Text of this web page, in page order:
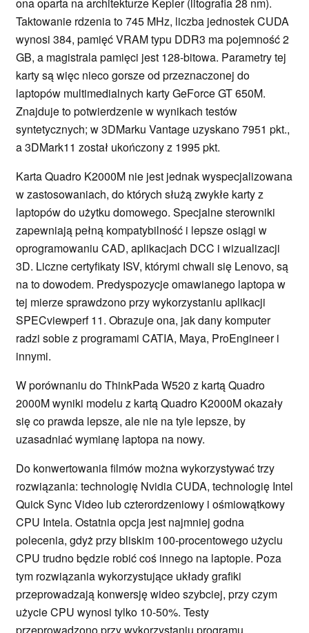
Taktowanie rdzenia to 745 MHz, liczba jednostek CUDA
wynosi 384, pamięć VRAM typu DDR3 ma pojemność 2
GB, a magistrala pamięci jest 128-bitowa. Parametry tej
karty są więc nieco gorsze od przeznaczonej do
laptopów multimedialnych karty GeForce GT 650M.
Znajduje to potwierdzenie w wynikach testów
syntetycznych; w 3DMarku Vantage uzyskano 7951 pkt.,
a 3DMark11 został ukończony z 1995 pkt.
Karta Quadro K2000M nie jest jednak wyspecjalizowana
w zastosowaniach, do których służą zwykłe karty z
laptopów do użytku domowego. Specjalne sterowniki
zapewniają pełną kompatybilność i lepsze osiągi w
oprogramowaniu CAD, aplikacjach DCC i wizualizacji
3D. Liczne certyfikaty ISV, którymi chwali się Lenovo, są
na to dowodem. Predyspozycje omawianego laptopa w
tej mierze sprawdzono przy wykorzystaniu aplikacji
SPECviewperf 11. Obrazuje ona, jak dany komputer
radzi sobie z programami CATIA, Maya, ProEngineer i
innymi.
W porównaniu do ThinkPada W520 z kartą Quadro
2000M wyniki modelu z kartą Quadro K2000M okazały
się co prawda lepsze, ale nie na tyle lepsze, by
uzasadniać wymianę laptopa na nowy.
Do konwertowania filmów można wykorzystywać trzy
rozwiązania: technologię Nvidia CUDA, technologię Intel
Quick Sync Video lub czterordzeniowy i ośmiowątkowy
CPU Intela. Ostatnia opcja jest najmniej godna
polecenia, gdyż przy bliskim 100-procentowego użyciu
CPU trudno będzie robić coś innego na laptopie. Poza
tym rozwiązania wykorzystujące układy grafiki
przeprowadzają konwersję wideo szybciej, przy czym
użycie CPU wynosi tylko 10-50%. Testy
przeprowadzono przy wykorzystaniu programu